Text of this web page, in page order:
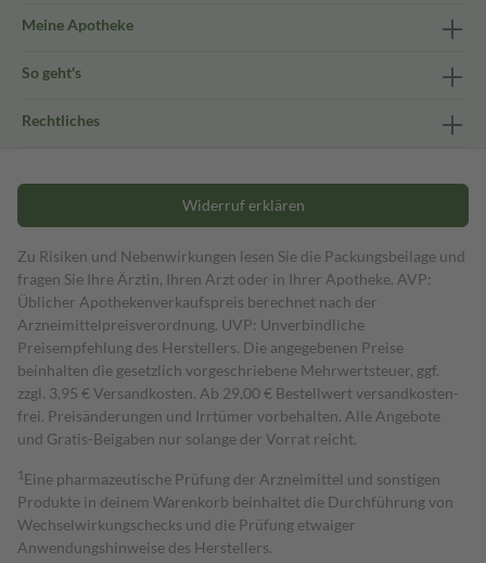
Meine Apotheke
So geht's
Rechtliches
Widerruf erklären
Zu Risiken und Nebenwirkungen lesen Sie die Packungsbeilage und
fragen Sie Ihre Ärztin, Ihren Arzt oder in Ihrer Apotheke. AVP:
Üblicher Apothekenverkaufspreis berechnet nach der
Arzneimittelpreisverordnung. UVP: Unverbindliche
Preisempfehlung des Herstellers. Die angegebenen Preise
beinhalten die gesetzlich vorgeschriebene Mehrwertsteuer, ggf.
zzgl. 3,95 € Versandkosten. Ab 29,00 € Bestell­wert versand­kosten­
frei. Preisänderungen und Irrtümer vorbehalten. Alle Angebote
und Gratis-Beigaben nur solange der Vorrat reicht.
1 Eine pharmazeutische Prüfung der Arzneimittel und sonstigen
Produkte in deinem Warenkorb beinhaltet die Durchführung von
Wechselwirkungschecks und die Prüfung etwaiger
Anwendungshinweise des Herstellers.